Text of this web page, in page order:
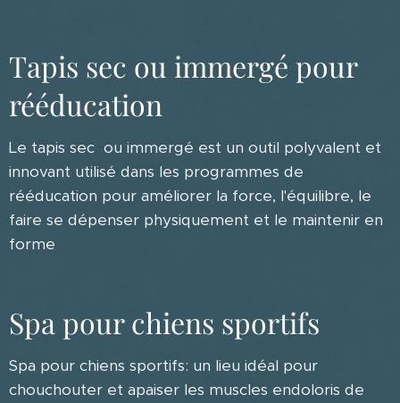
Tapis sec ou immergé pour
rééducation
Le tapis sec ou immergé est un outil polyvalent et
innovant utilisé dans les programmes de
rééducation pour améliorer la force, l'équilibre, le
faire se dépenser physiquement et le maintenir en
forme
Spa pour chiens sportifs
Spa pour chiens sportifs: un lieu idéal pour
chouchouter et apaiser les muscles endoloris de